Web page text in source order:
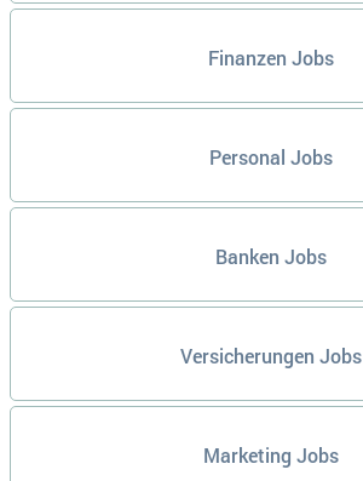
Finanzen Jobs
Personal Jobs
Banken Jobs
Versicherungen Jobs
Marketing Jobs